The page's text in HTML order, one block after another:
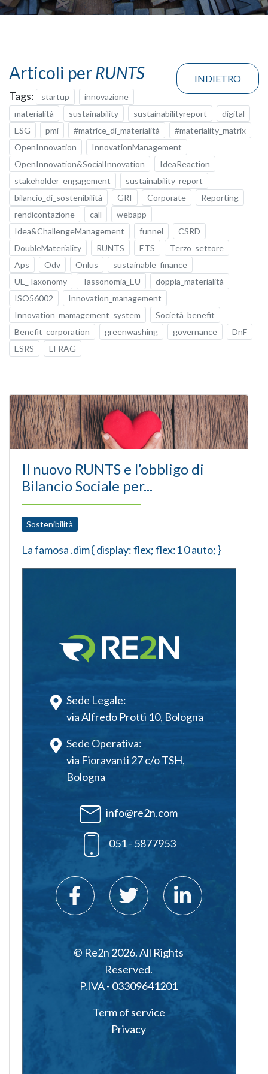
Articoli perRUNTS INDIETRO
Tags: startup
innovazione
materialità
sustainability sustainabilityreport
digital
ESG
pmi #matrice_di_materialità
#materiality_matrix
OpenInnovation
InnovationManagement
OpenInnovation&SocialInnovation
IdeaReaction
stakeholder_engagement
sustainability_report
bilancio_di_sostenibilità
GRI Corporate
Reporting
rendicontazione
call
webapp
Idea&ChallengeManagement
funnel
CSRD
DoubleMateriality
RUNTS ETS
Terzo_settore
Aps
Odv Onlus
sustainable_finance
UE_Taxonomy
Tassonomia_EU
doppia_materialità
ISO56002
Innovation_management
Innovation_mamagement_system
Società_benefit
Benefit_corporation
greenwashing governance
DnF
ESRS
EFRAG
Il nuovo RUNTS e l’obbligo di
Bilancio Sociale per...
Sostenibilità
Lafamosa .dim { display: flex; flex:1 0 auto; }
Sede Legale:
via Alfredo Protti 10, Bologna
Sede Operativa:
via Fioravanti 27 c/o TSH,
Bologna
info@re2n.com
051 - 5877953
© Re2n 2026. All Rights
Reserved.
P.IVA - 03309641201
Term of service
Privacy